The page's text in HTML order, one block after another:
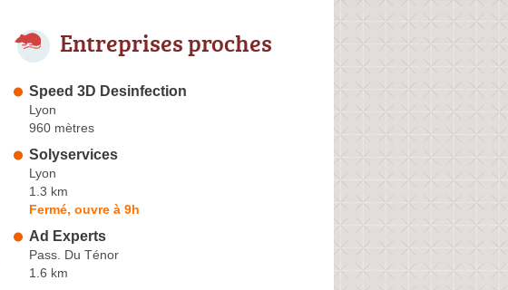
Entreprises proches
Speed 3D Desinfection
Lyon
960 mètres
Solyservices
Lyon
1.3 km
Fermé, ouvre à 9h
Ad Experts
Pass. Du Ténor
1.6 km